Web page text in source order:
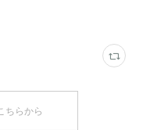
ちらから